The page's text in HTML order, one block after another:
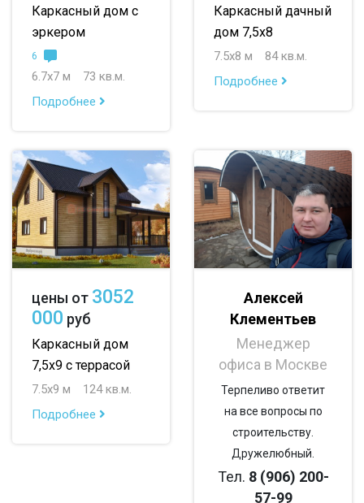
до 50 м
до 100 м
По опциям:
с балконом с верандой с террасой
с эркером с котельной
с панорамными окнами с санузлом
с ванной с беседкой
с летней кухней с двумя входами
Каркасный дом с
эркером
6
6.7х7 м
73 кв.м.
Подробнее
Каркасный дачный
дом 7,5х8
7.5х8 м
84 кв.м.
Подробнее
цены от 3052
000 руб
Каркасный дом
7,5х9 с террасой
7.5х9 м
124 кв.м.
Подробнее
Алексей
Клементьев
Менеджер
офиса в Москве
Терпеливо ответит
на все вопросы по
строительству.
Дружелюбный.
Тел. 8 (906) 200-
57-99